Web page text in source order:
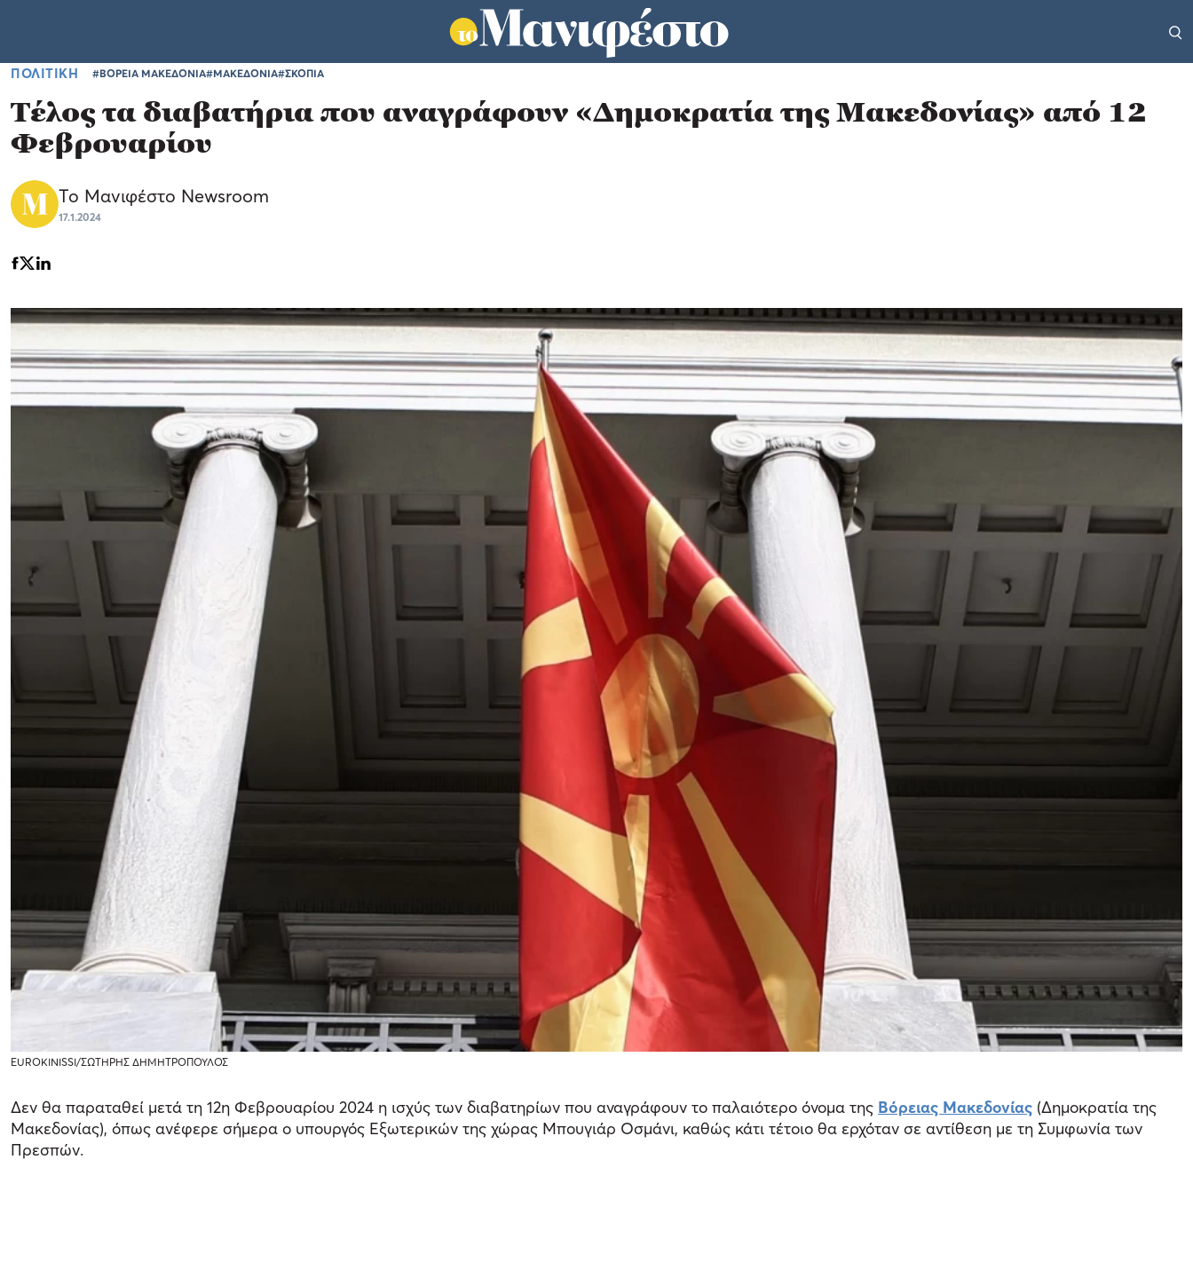
ΠΟΛΙΤΙΚΗ #ΒΟΡΕΙΑ ΜΑΚΕΔΟΝΙΑ#ΜΑΚΕΔΟΝΙΑ#ΣΚΟΠΙΑ
Τέλος τα διαβατήρια που αναγράφουν «Δημοκρατία της Μακεδονίας» από 12
Φεβρουαρίου
Το Μανιφέστο Newsroom
17.1.2024
EUROKINISSI/ΣΩΤΗΡΗΣ ΔΗΜΗΤΡΟΠΟΥΛΟΣ
Δεν θα παραταθεί μετά τη 12η Φεβρουαρίου 2024 η ισχύς των διαβατηρίων που αναγράφουν το παλαιότερο όνομα της Βόρειας Μακεδονίας (Δημοκρατία της
Μακεδονίας), όπως ανέφερε σήμερα ο υπουργός Εξωτερικών της χώρας Μπουγιάρ Οσμάνι, καθώς κάτι τέτοιο θα ερχόταν σε αντίθεση με τη Συμφωνία των
Πρεσπών.